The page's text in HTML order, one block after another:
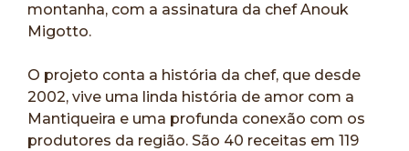
montanha, com a assinatura da chef Anouk
Migotto.
O projeto conta a história da chef, que desde
2002, vive uma linda história de amor com a
Mantiqueira e uma profunda conexão com os
produtores da região. São 40 receitas em 119